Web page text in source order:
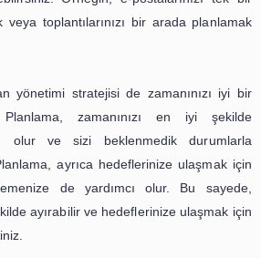
uygulamamız gerekir.
hayatında değil, kişisel
doğru bir şekilde uygulamak
stratejileri için önceliklerinizi
zamanınızı en önemli
yardımcı olacaktır.
ve uzun vadeli planlarınızı